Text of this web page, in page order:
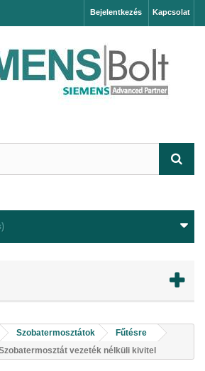
Kapcsolat
Bejelentkezés
Szobatermosztátok
Fűtésre
vezeték nélküli kivitel